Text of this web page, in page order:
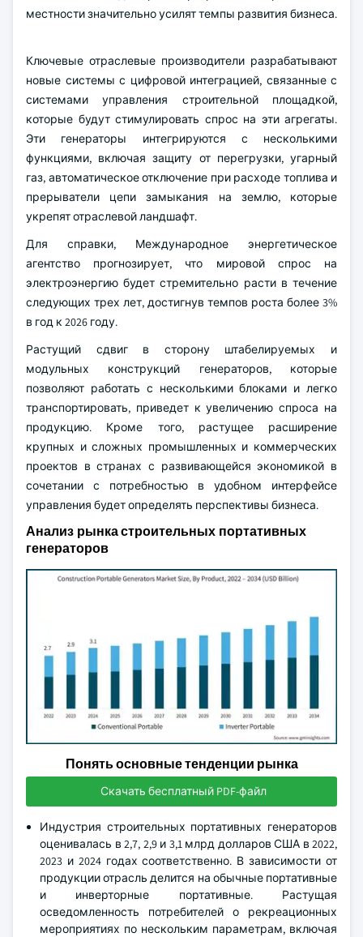
местности значительно усилят темпы развития бизнеса.
Ключевые отраслевые производители разрабатывают
новые системы с цифровой интеграцией, связанные с
системами управления строительной площадкой,
которые будут стимулировать спрос на эти агрегаты.
Эти генераторы интегрируются с несколькими
функциями, включая защиту от перегрузки, угарный
газ, автоматическое отключение при расходе топлива и
прерыватели цепи замыкания на землю, которые
укрепят отраслевой ландшафт.
Для справки, Международное энергетическое
агентство прогнозирует, что мировой спрос на
электроэнергию будет стремительно расти в течение
следующих трех лет, достигнув темпов роста более 3%
в год к 2026 году.
Растущий сдвиг в сторону штабелируемых и
модульных конструкций генераторов, которые
позволяют работать с несколькими блоками и легко
транспортировать, приведет к увеличению спроса на
продукцию. Кроме того, растущее расширение
крупных и сложных промышленных и коммерческих
проектов в странах с развивающейся экономикой в
сочетании с потребностью в удобном интерфейсе
управления будет определять перспективы бизнеса.
Анализ рынка строительных портативных
генераторов
Понять основные тенденции рынка
Скачать бесплатный PDF-файл
Индустрия строительных портативных генераторов
оценивалась в 2,7, 2,9 и 3,1 млрд долларов США в 2022,
2023 и 2024 годах соответственно. В зависимости от
продукции отрасль делится на обычные портативные
и инверторные портативные. Растущая
осведомленность потребителей о рекреационных
мероприятиях по нескольким параметрам, включая